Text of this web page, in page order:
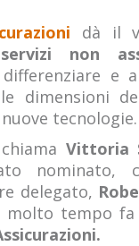
dà il
non
e
dimensioni
tecnologie.
Vittoria
delegato,
molto tempo fa